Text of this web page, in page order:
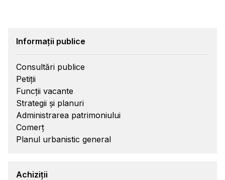
Informații publice
Consultări publice
Petiții
Funcții vacante
Strategii și planuri
Administrarea patrimoniului
Comerț
Planul urbanistic general
Achiziții